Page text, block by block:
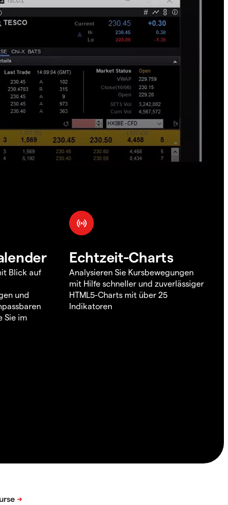
Blick auf
und
Sie im
Echtzeit-Charts
Analysieren Sie Kursbewegungen
mit Hilfe schneller und zuverlässiger
HTML5-Charts mit über 25
Indikatoren